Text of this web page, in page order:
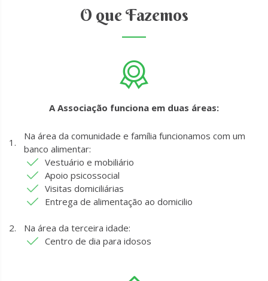
O que Fazemos
A Associação funciona em duas áreas:
Na área da comunidade e família funcionamos com um
banco alimentar:
Vestuário e mobiliário
Apoio psicossocial
Visitas domiciliárias
Entrega de alimentação ao domicilio
Na área da terceira idade:
Centro de dia para idosos